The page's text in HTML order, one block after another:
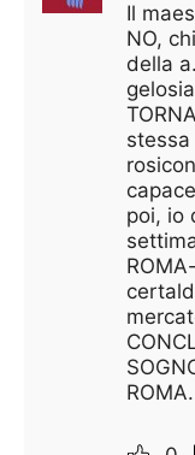
Il
NO,
della
poi, io